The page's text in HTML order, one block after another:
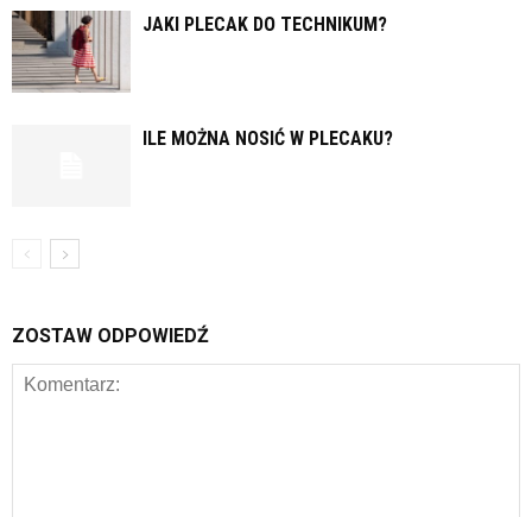
JAKI PLECAK DO TECHNIKUM?
ILE MOŻNA NOSIĆ W PLECAKU?
ZOSTAW ODPOWIEDŹ